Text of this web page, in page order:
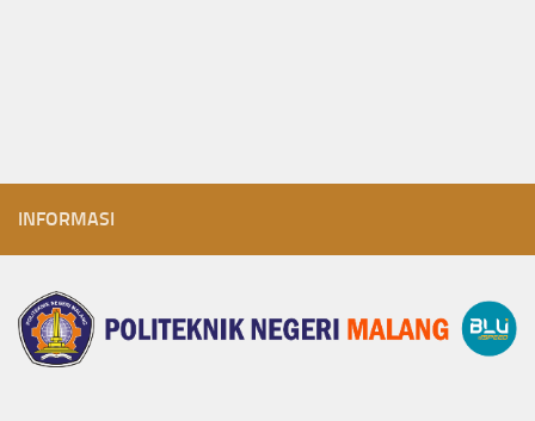
INFORMASI